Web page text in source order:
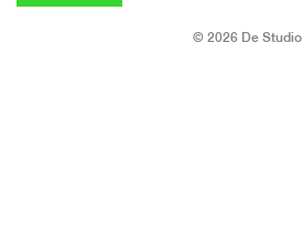
© 2026 De Studio